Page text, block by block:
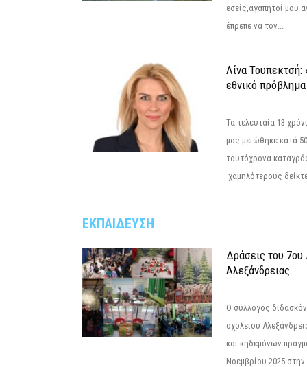
εσείς,αγαπητοί μου
έπρεπε να τον...
Λίνα Τουπεκτσή:
εθνικό πρόβλημα
Τα τελευταία 13
μας μειώθηκε κατά
ταυτόχρονα
χαμηλότερους
ΕΚΠΑΙΔΕΥΣΗ
Δράσεις του 7ου
Αλεξάνδρειας
Ο σύλλογος
σχολείου
και κηδεμόνων
Νοεμβρίου 2025